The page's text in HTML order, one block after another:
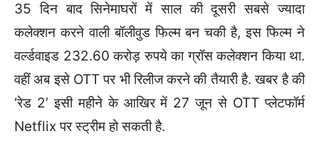
35 दिन बाद स‍िनेमाघरों में साल की दूसरी सबसे ज्यादा
कलेक्शन करने वाली बॉलीवुड फिल्‍म बन चकी है, इस फिल्म ने
वर्ल्‍डवाइड 232.60 करोड़ रुपये का ग्रॉस कलेक्शन किया था.
वहीं अब इसे OTT पर भी रिलीज करने की तैयारी है. खबर है की
‘रेड 2’ इसी महीने के आख‍िर में 27 जून से OTT प्‍लेटफॉर्म
Netflix पर स्ट्रीम हो सकती है.